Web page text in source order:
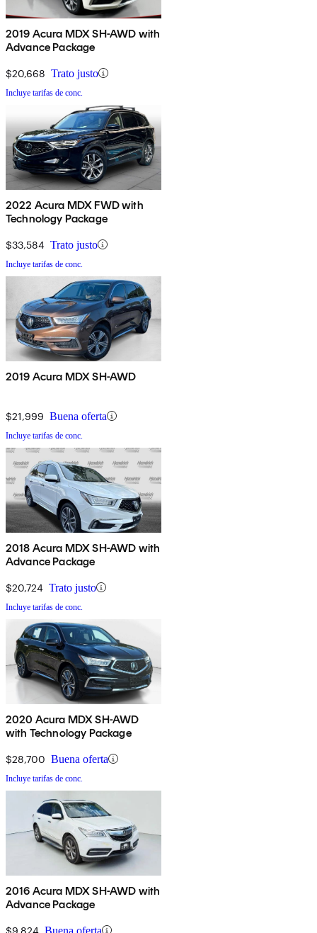
2019 Acura MDX SH-AWD with
Advance Package
$20,668 Trato justo
Incluye tarifas de conc.
2022 Acura MDX FWD with
Technology Package
$33,584 Trato justo
Incluye tarifas de conc.
2019 Acura MDX SH-AWD
$21,999 Buena oferta
Incluye tarifas de conc.
2018 Acura MDX SH-AWD with
Advance Package
$20,724 Trato justo
Incluye tarifas de conc.
2020 Acura MDX SH-AWD
with Technology Package
$28,700 Buena oferta
Incluye tarifas de conc.
2016 Acura MDX SH-AWD with
Advance Package
$9,824 Buena oferta